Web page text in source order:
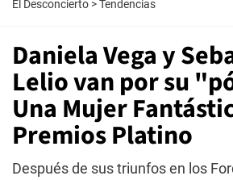
El Desconcierto >Tendencias
Daniela Vega y
Lelio van por su
Una Mujer
Premios Platino
Después de sus triunfos en los